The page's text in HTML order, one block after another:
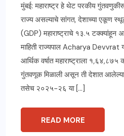
मुंबई: महाराष्ट्र हे थेट परकीय
राज्य असल्याचे सांगत, देशाच्या एकूण
(GDP) महाराष्ट्राचे १३.५ टक्क्यांहून
माहिती राज्यपाल Acharya
आर्थिक वर्षात महाराष्ट्राला
गुंतवणूक मिळाली असून ती देशात
तसेच २०२५-२६ या […]
READ MORE